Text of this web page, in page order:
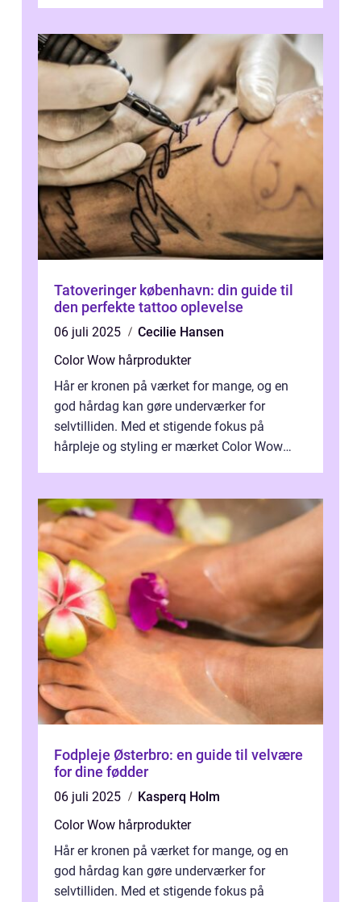
Tatoveringer københavn: din guide til
den perfekte tattoo oplevelse
06 juli 2025
Cecilie Hansen
Color Wow hårprodukter
Hår er kronen på værket for mange, og en
god hårdag kan gøre underværker for
selvtilliden. Med et stigende fokus på
hårpleje og styling er mærket Color Wow
Fodpleje Østerbro: en guide til velvære
for dine fødder
06 juli 2025
Kasperq Holm
Color Wow hårprodukter
Hår er kronen på værket for mange, og en
god hårdag kan gøre underværker for
selvtilliden. Med et stigende fokus på